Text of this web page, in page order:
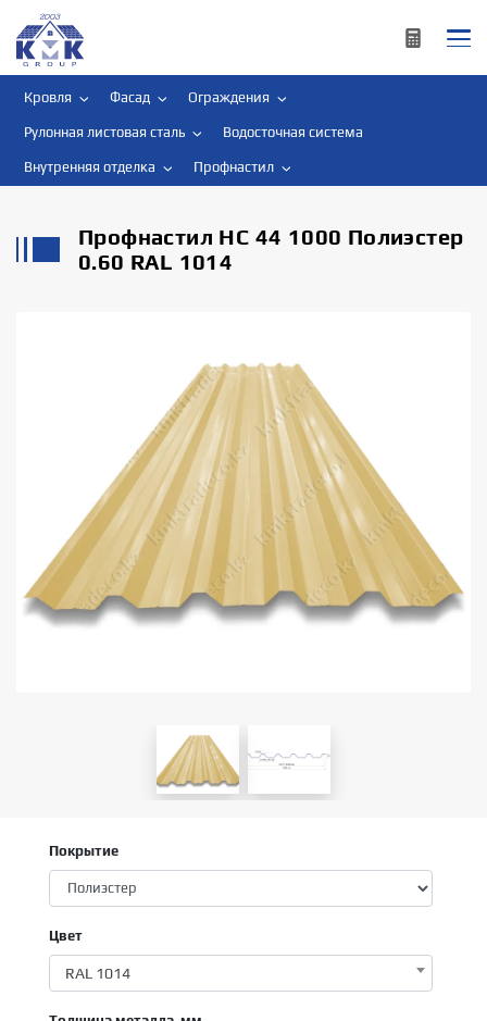
Кровля Фасад Ограждения
Рулонная листовая сталь Водосточная система
Внутренняя отделка Профнастил
Профнастил НС 44 1000 Полиэстер
0.60 RAL 1014
Покрытие
Цвет
RAL 1014